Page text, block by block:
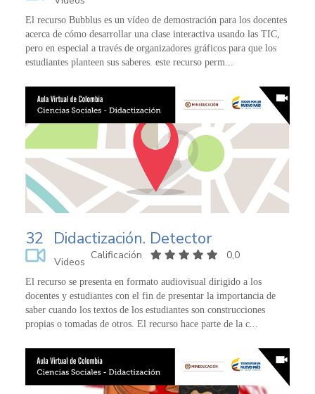
El recurso Bubblus es un vídeo de demostración para los docentes
acerca de cómo desarrollar una clase interactiva usando las TIC,
pero en especial a través de organizadores gráficos para que los
estudiantes planteen sus saberes. este recurso perm...
32 Didactización. Detector
Videos
Calificación 0,0
El recurso se presenta en formato audiovisual dirigido a los
docentes y estudiantes con el fin de presentar la importancia de
saber cuando los textos de los estudiantes son construcciones
propias o tomadas de otros. El recurso hace parte de la c...